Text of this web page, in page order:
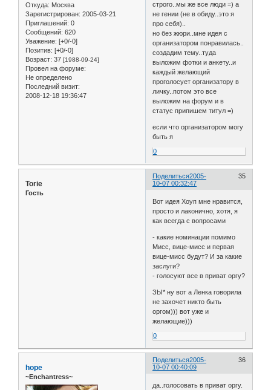
Откуда: Москва
Зарегистрирован: 2005-03-21
Приглашений: 0
Сообщений: 620
Уважение: [+0/-0]
Позитив: [+0/-0]
Возраст: 37 [1988-09-24]
Провел на форуме:
Не определено
Последний визит:
2008-12-18 19:36:47
строго..мы же все люди =) а
не гении (не в обиду..это я
про себя)..
но без жюри..мне идея с
организатором понравилась..
создадим тему..туда
выложим фотки и анкету..и
каждый желающий
проголосует организатору в
личку..потом это все
выложим на форум и в
статус припишем титул =)
если что организатором могу
быть я
0
Поделиться 35
2005-
10-07 00:32:47
Torie
Гость
Вот идея Хоуп мне нравится,
просто и лаконично, хотя, я
как всегда с вопросами
- какие номинации помимо
Мисс, вице-мисс и первая
вице-мисс будут? И за какие
заслуги?
- голосуют все в приват оргу?
ЗЫ* ну вот а Ленка говорила
не захочет никто быть
оргом))) вот уже и
желающие)))
0
Поделиться 36
2005-
10-07 00:40:09
hope
~Enchantress~
да..голосовать в приват оргу.